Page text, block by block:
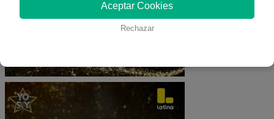
Aceptar Cookies
Rechazar